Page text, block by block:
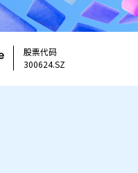
股票代码
300624.SZ